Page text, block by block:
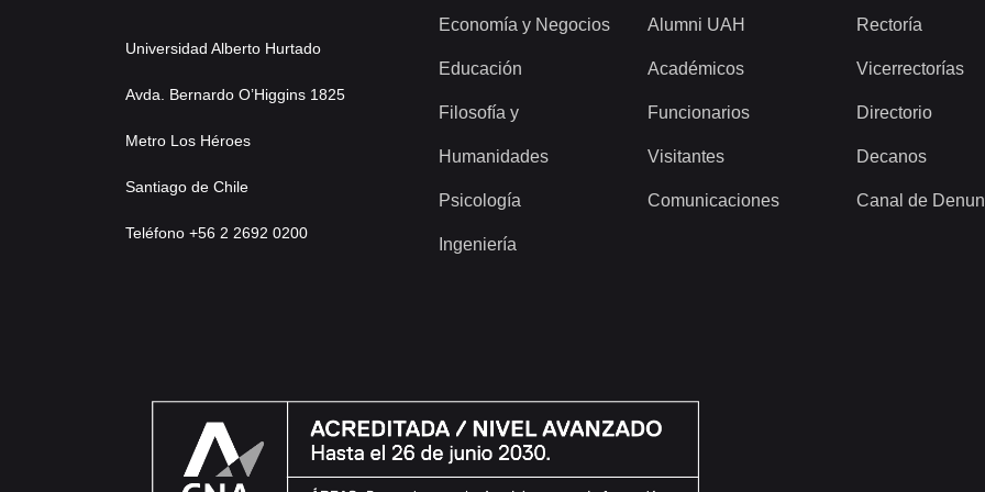
Universidad Alberto Hurtado
Avda. Bernardo O’Higgins 1825
Metro Los Héroes
Santiago de Chile
Teléfono +56 2 2692 0200
Economía y Negocios
Educación
Filosofía y
Humanidades
Psicología
Ingeniería
Alumni UAH
Académicos
Funcionarios
Visitantes
Comunicaciones
Rectoría
Vicerrectorías
Directorio
Decanos
Canal de